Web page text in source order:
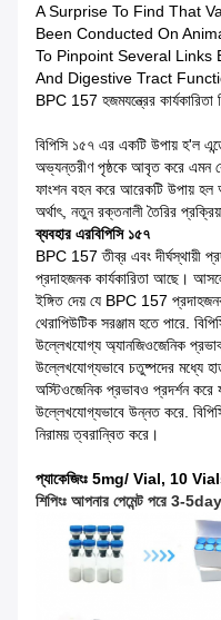
A Surprise To Find That
Been Conducted On
To Pinpoint Several Links
And Digestive Tract
BPC 157 হজমযন্ত্রের কার্যকারিতা
বিপিসি ১৫৭ এর একটি উপায় হ'ল
অভ্যন্তরীণ পৃষ্ঠকে আবৃত করে এমন
ফাংশন বহন করে আরেকটি উপায় হল
অর্থাৎ, নতুন রক্তনালী তৈরির
ব্যবহার এরবিপিসি ১৫৭
BPC 157 তীব্র এবং দীর্ঘস্থায়ী
প্রদাহজনক কার্যকারিতা আছে।
ইঙ্গিত দেয় যে BPC 157
থেরাপিউটিক সরঞ্জাম হতে পারে.
উল্লেখযোগ্য অ্যানজিওজেনিক
উল্লেখযোগ্যভাবে চতুষ্পদের মধ্যে
অস্টিওজেনিক প্রভাবও প্রদর্শন করে
উল্লেখযোগ্যভাবে উন্নত করে.
নিরাময় ত্বরান্বিত করে।
প্যাকেজিংঃ 5mg/ Vial, 10
শিপিংঃ আপনার পেমেন্ট পরে 3-